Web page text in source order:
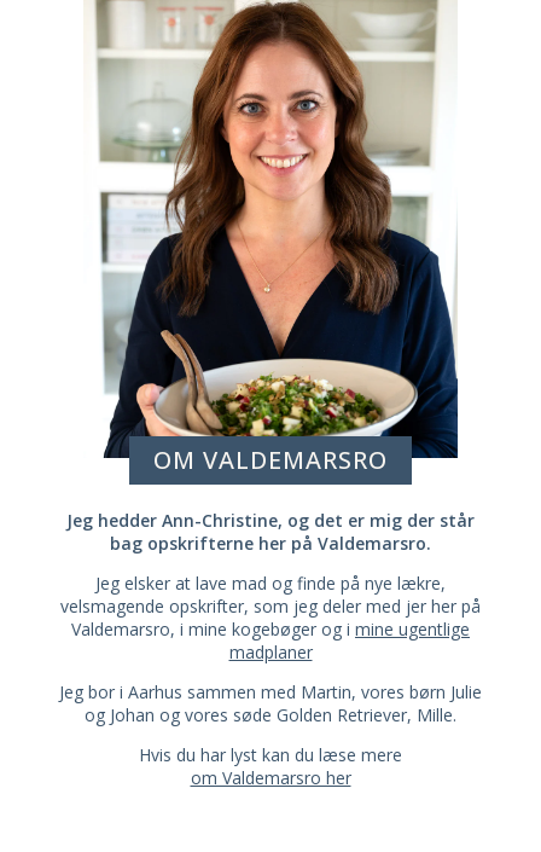
OM VALDEMARSRO
Jeg hedder Ann-Christine, og det er mig der står
bag opskrifterne her på Valdemarsro.
Jeg elsker at lave mad og finde på nye lækre,
velsmagende opskrifter, som jeg deler med jer her på
Valdemarsro, i mine kogebøger og i mine ugentlige
madplaner
Jeg bor i Aarhus sammen med Martin, vores børn Julie
og Johan og vores søde Golden Retriever, Mille.
Hvis du har lyst kan du læse mere
om Valdemarsro her